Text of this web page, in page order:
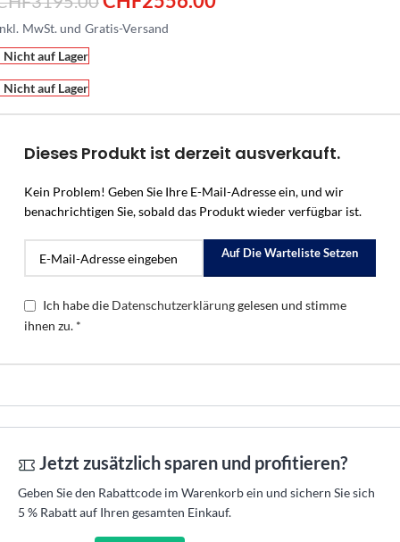
Nicht auf Lager
Nicht auf Lager
Dieses Produkt ist derzeit ausverkauft.
Kein Problem! Geben Sie Ihre E-Mail-Adresse ein, und wir
benachrichtigen Sie, sobald das Produkt wieder verfügbar ist.
Auf Die Warteliste Setzen
Ich habe die Datenschutzerklärunggelesen und stimme
ihnen zu. *
Jetzt zusätzlich sparen und profitieren?
Geben Sie den Rabattcode im Warenkorb ein und sichern Sie sich
5 % Rabatt auf Ihren gesamten Einkauf.